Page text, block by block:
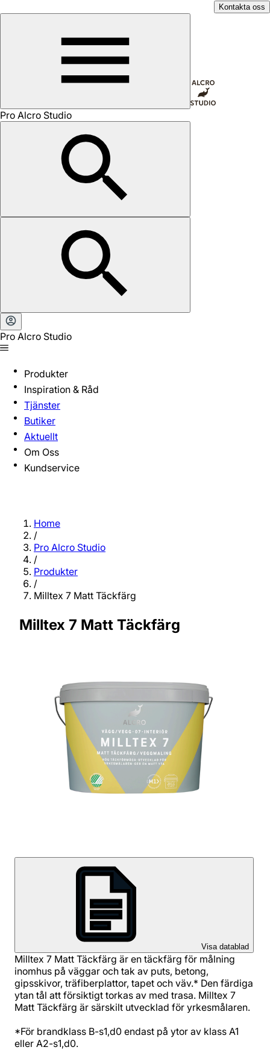
Kontakta oss
Pro Alcro Studio
Pro Alcro Studio
Produkter
Inspiration & Råd
Tjänster
Butiker
Aktuellt
Om Oss
Kundservice
Home
/
Pro Alcro Studio
/
Produkter
/
Milltex 7 Matt Täckfärg
Milltex 7 Matt Täckfärg
Visa datablad
Milltex 7 Matt Täckfärg är en täckfärg för målning
inomhus på väggar och tak av puts, betong,
gipsskivor, träfiberplattor, tapet och väv.* Den färdiga
ytan tål att försiktigt torkas av med trasa. Milltex 7
Matt Täckfärg är särskilt utvecklad för yrkesmålaren.
*För brandklass B-s1,d0 endast på ytor av klass A1
eller A2-s1,d0.